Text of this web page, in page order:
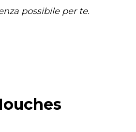
possibile per te.